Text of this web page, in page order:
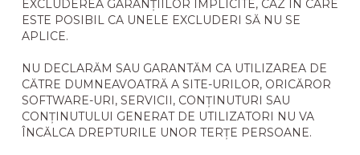
EXCLUDEREA GARANȚIILOR IMPLICITE, CAZ ÎN CARE
ESTE POSIBIL CA UNELE EXCLUDERI SĂ NU SE
APLICE.
NU DECLARĂM SAU GARANTĂM CA UTILIZAREA DE
CĂTRE DUMNEAVOATRĂ A SITE-URILOR, ORICĂROR
SOFTWARE-URI, SERVICII, CONȚINUTURI SAU
CONȚINUTULUI GENERAT DE UTILIZATORI NU VA
ÎNCĂLCA DREPTURILE UNOR TERȚE PERSOANE.